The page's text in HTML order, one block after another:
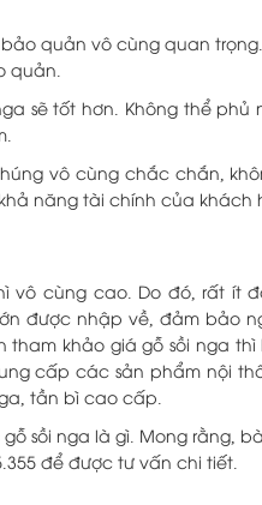
quản vô cùng quan trọng.
quản.
sẽ tốt hơn. Không thể phủ
vô cùng chắc chắn,
năng tài chính của khách
vô cùng cao. Do đó, rất ít
được nhập về, đảm bảo
khảo giá gỗ sồi nga
cấp các sản phẩm nội
tần bì cao cấp.
sồi nga là gì. Mong rằng,
để được tư vấn chi tiết.